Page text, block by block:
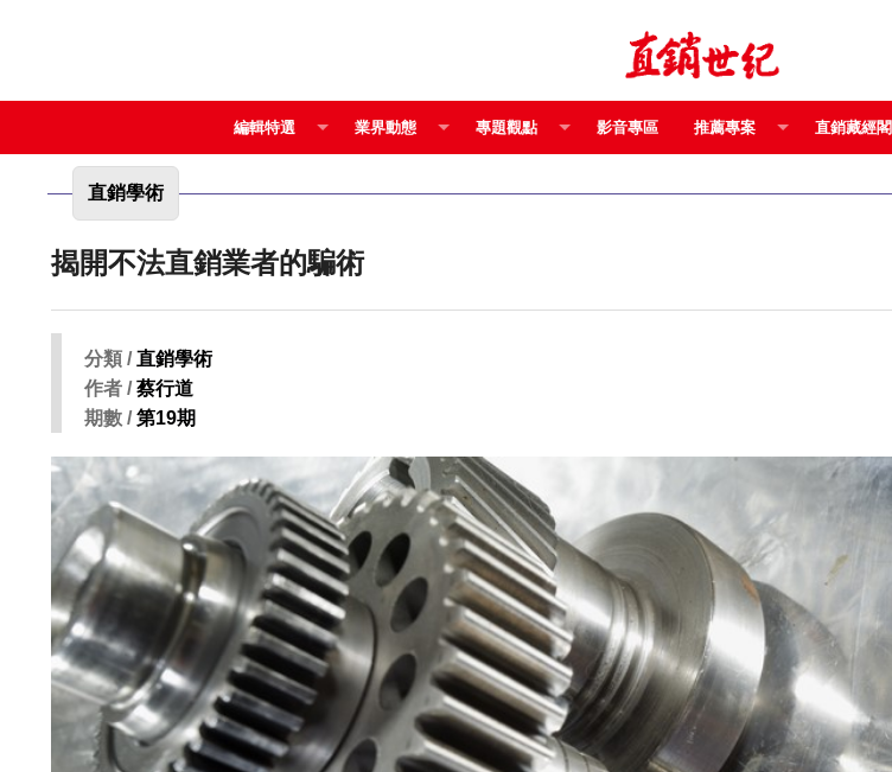
編輯特選 業界動態 專題觀點 影音專區 推薦專案 直銷藏經閣
直銷學術
揭開不法直銷業者的騙術
分類 /直銷學術
作者 /蔡行道
期數 /第19期